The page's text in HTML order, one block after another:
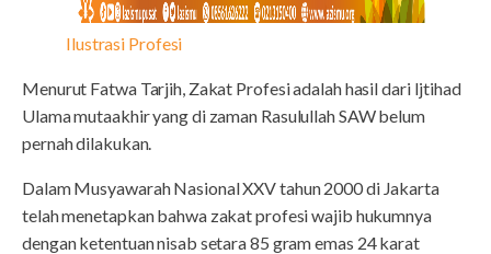
Ilustrasi Profesi
Menurut Fatwa Tarjih, Zakat Profesi adalah hasil dari Ijtihad
Ulama mutaakhir yang di zaman Rasulullah SAW belum
pernah dilakukan.
Dalam Musyawarah Nasional XXV tahun 2000 di Jakarta
telah menetapkan bahwa zakat profesi wajib hukumnya
dengan ketentuan nisab setara 85 gram emas 24 karat